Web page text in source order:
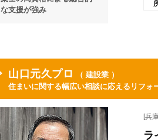
な支援が強み
山口元久プロ
（ 建設業 ）
住まいに関する幅広い相談に応えるリフォ
[兵
ラ